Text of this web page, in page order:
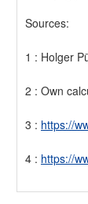
Sources:
1 : Holger
2 : Own
3 : https://
4 : https://